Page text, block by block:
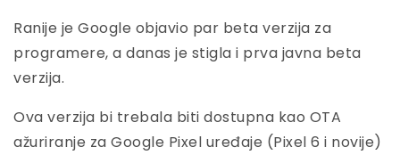
Ranije je Google objavio par beta verzija za
programere, a danas je stigla i prva javna beta
verzija.
Ova verzija bi trebala biti dostupna kao OTA
ažuriranje za Google Pixel uređaje (Pixel 6 i novije)